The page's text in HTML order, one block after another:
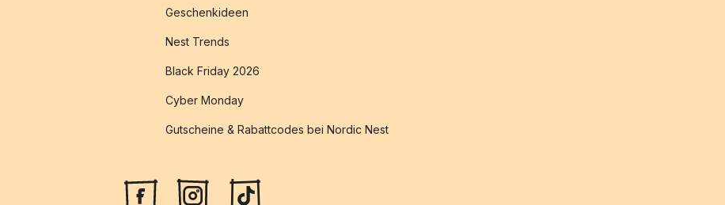
Geschenkideen
Nest Trends
Black Friday 2026
Cyber Monday
Gutscheine & Rabattcodes bei Nordic Nest